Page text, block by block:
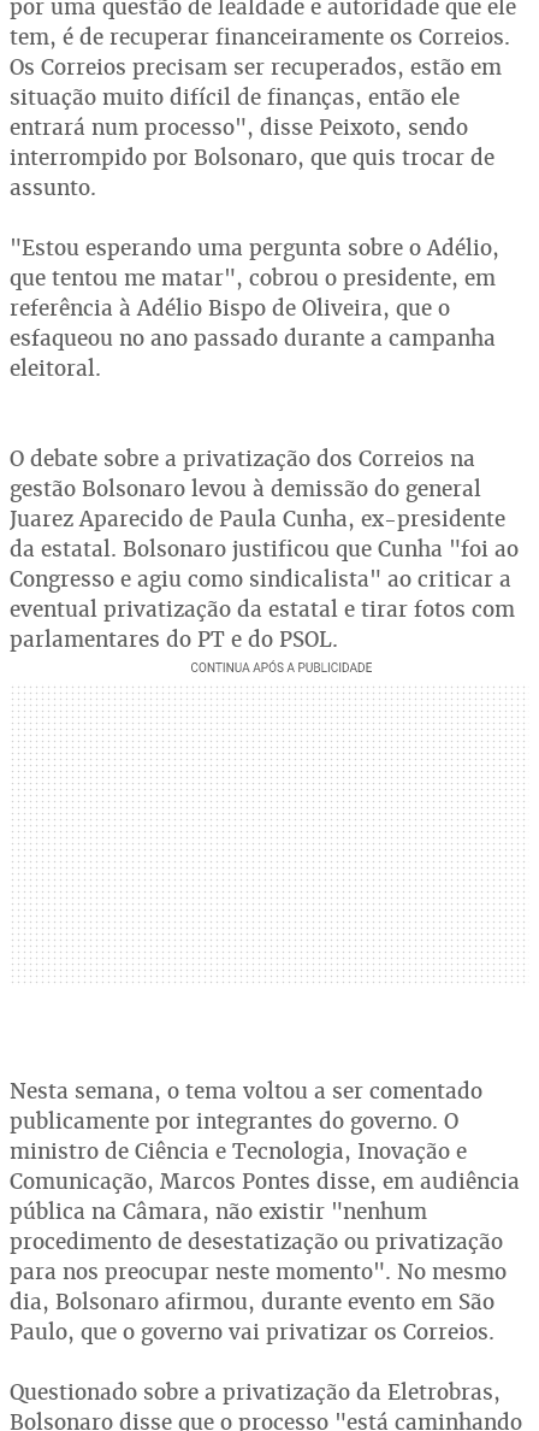
por uma questão de lealdade e autoridade que ele
tem, é de recuperar financeiramente os Correios.
Os Correios precisam ser recuperados, estão em
situação muito difícil de finanças, então ele
entrará num processo", disse Peixoto, sendo
interrompido por Bolsonaro, que quis trocar de
assunto.
"Estou esperando uma pergunta sobre o Adélio,
que tentou me matar", cobrou o presidente, em
referência à Adélio Bispo de Oliveira, que o
esfaqueou no ano passado durante a campanha
eleitoral.
O debate sobre a privatização dos Correios na
gestão Bolsonaro levou à demissão do general
Juarez Aparecido de Paula Cunha, ex-presidente
da estatal. Bolsonaro justificou que Cunha "foi ao
Congresso e agiu como sindicalista" ao criticar a
eventual privatização da estatal e tirar fotos com
parlamentares do PT e do PSOL.
Nesta semana, o tema voltou a ser comentado
publicamente por integrantes do governo. O
ministro de Ciência e Tecnologia, Inovação e
Comunicação, Marcos Pontes disse, em audiência
pública na Câmara, não existir "nenhum
procedimento de desestatização ou privatização
para nos preocupar neste momento". No mesmo
dia, Bolsonaro afirmou, durante evento em São
Paulo, que o governo vai privatizar os Correios.
Questionado sobre a privatização da Eletrobras,
Bolsonaro disse que o processo "está caminhando